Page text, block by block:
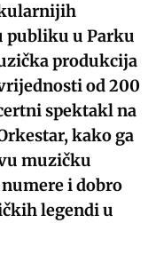
publiku u Parku
produkcija
od 200
spektakl na
kako ga
muzičku
i dobro
legendi u